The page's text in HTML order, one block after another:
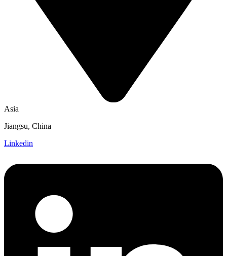
Asia
Jiangsu, China
Linkedin